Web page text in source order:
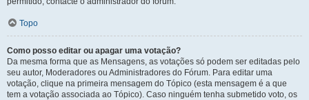
Topo
Como posso editar ou apagar uma votação?
Da mesma forma que as Mensagens, as votações só podem ser editadas pelo
seu autor, Moderadores ou Administradores do Fórum. Para editar uma
votação, clique na primeira mensagem do Tópico (esta mensagem é a que
tem a votação associada ao Tópico). Caso ninguém tenha submetido voto, os